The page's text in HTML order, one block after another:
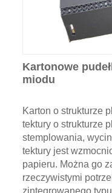
Kartonowe
miodu
Karton o strukturze
tektury o strukturze
stemplowania,
tektury jest
papieru. Można go
rzeczywistymi
zintegrowanego